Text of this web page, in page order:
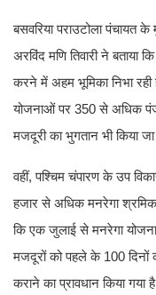
बसवरिया पराउटोला पंचायत
अरविंद मणि तिवारी ने बताया
करने में अहम भूमिका निभा रही
योजनाओं पर 350 से अधिक
मजदूरी का भुगतान भी किया जा
वहीं, पश्चिम चंपारण के उप
हजार से अधिक मनरेगा श्रमिक
कि एक जुलाई से मनरेगा
मजदूरों को पहले के 100 दिनों
कराने का प्रावधान किया